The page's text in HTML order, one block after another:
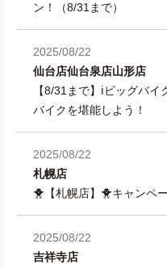
ン！（8/31まで）
2025/08/22
仙台店仙台泉店山形店
【8/31まで】ℹ️ビッグバ
バイクを堪能しよう！
2025/08/22
札幌店
🐥【札幌店】🐥キャンペ
2025/08/22
吉祥寺店